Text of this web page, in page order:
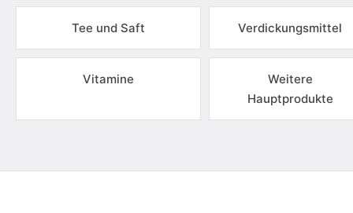
Tee und Saft Verdickungsmittel
Vitamine
Weitere
Hauptprodukte